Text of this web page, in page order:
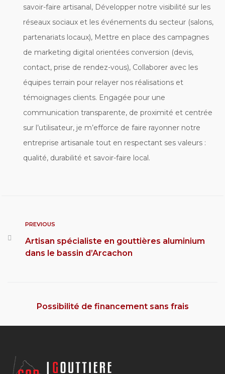
savoir-faire artisanal, Développer notre visibilité sur les
réseaux sociaux et les événements du secteur (salons,
partenariats locaux), Mettre en place des campagnes
de marketing digital orientées conversion (devis,
contact, prise de rendez-vous), Collaborer avec les
équipes terrain pour relayer nos réalisations et
témoignages clients. Engagée pour une
communication transparente, de proximité et centrée
sur l’utilisateur, je m’efforce de faire rayonner notre
entreprise artisanale tout en respectant ses valeurs :
qualité, durabilité et savoir-faire local.
PREVIOUS
Artisan spécialiste en gouttières aluminium
dans le bassin d’Arcachon
Possibilité de financement sans frais